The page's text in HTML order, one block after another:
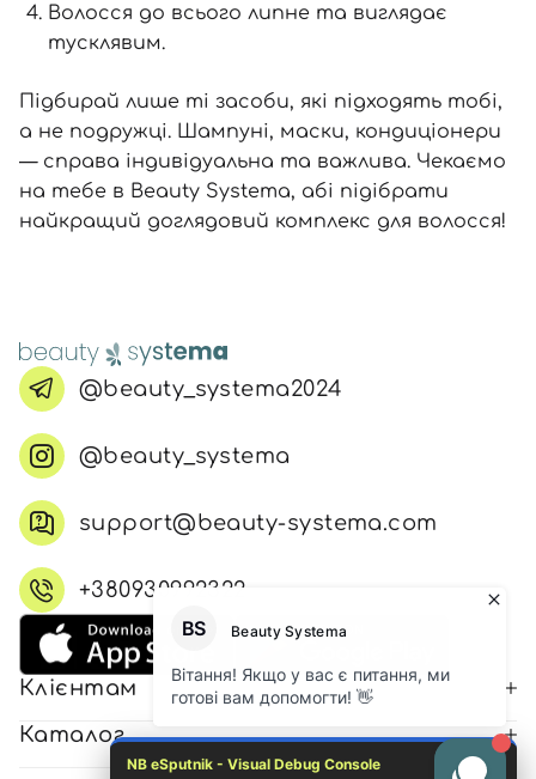
Волосся до всього липне та виглядає
тусклявим.
Підбирай лише ті засоби, які підходять тобі,
а не подружці. Шампуні, маски, кондиціонери
— справа індивідуальна та важлива. Чекаємо
на тебе в Beauty Systema, абі підібрати
найкращий доглядовий комплекс для волосся!
@beauty_systema2024
@beauty_systema
support@beauty-systema.com
+380930992322
Клієнтам
Каталог
NB eSputnik - Visual Debug Console